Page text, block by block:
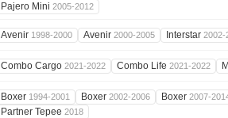
Pajero Mini 2005-2012
Avenir 1998-2000 Avenir 2000-2005 Interstar 2002-
Combo Cargo 2021-2022 Combo Life 2021-2022
Boxer 1994-2001 Boxer 2002-2006 Boxer 2007-
Partner Tepee 2018